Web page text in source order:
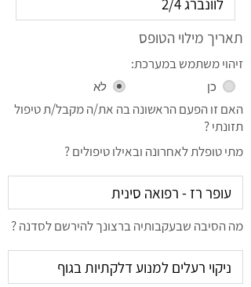
תאריך מילוי הטופס
זיהוי משתמש במערכת:
כן לא
האם זו הפעם הראשונה בה את/ה מקבל/ת טיפול
תזונתי ?
מתי טופלת לאחרונה ובאילו טיפולים ?
מה הסיבה שבעקבותיה ברצונך להירשם לסדנה ?